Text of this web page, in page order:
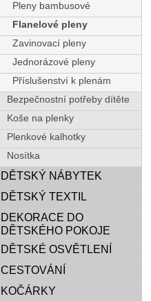
Pleny bambusové
Flanelové pleny
Zavinovací pleny
Jednorázové pleny
Příslušenství k plenám
Bezpečnostní potřeby dítěte
Koše na plenky
Plenkové kalhotky
Nosítka
DĚTSKÝ NÁBYTEK
DĚTSKÝ TEXTIL
DEKORACE DO
DĚTSKÉHO POKOJE
DĚTSKÉ OSVĚTLENÍ
CESTOVÁNÍ
KOČÁRKY